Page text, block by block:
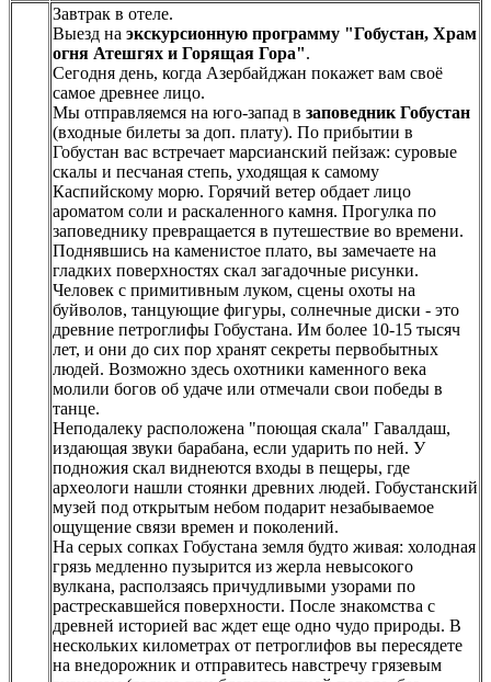
Завтрак в отеле.
Выезд на экскурсионную программу "Гобустан, Храм
огня Атешгях и Горящая Гора".
Сегодня день, когда Азербайджан покажет вам своё
самое древнее лицо.
Мы отправляемся на юго-запад в заповедник Гобустан
(входные билеты за доп. плату). По прибытии в
Гобустан вас встречает марсианский пейзаж: суровые
скалы и песчаная степь, уходящая к самому
Каспийскому морю. Горячий ветер обдает лицо
ароматом соли и раскаленного камня. Прогулка по
заповеднику превращается в путешествие во времени.
Поднявшись на каменистое плато, вы замечаете на
гладких поверхностях скал загадочные рисунки.
Человек с примитивным луком, сцены охоты на
буйволов, танцующие фигуры, солнечные диски - это
древние петроглифы Гобустана. Им более 10-15 тысяч
лет, и они до сих пор хранят секреты первобытных
людей. Возможно здесь охотники каменного века
молили богов об удаче или отмечали свои победы в
танце.
Неподалеку расположена "поющая скала" Гавалдаш,
издающая звуки барабана, если ударить по ней. У
подножия скал виднеются входы в пещеры, где
археологи нашли стоянки древних людей. Гобустанский
музей под открытым небом подарит незабываемое
ощущение связи времен и поколений.
На серых сопках Гобустана земля будто живая: холодная
грязь медленно пузырится из жерла невысокого
вулкана, расползаясь причудливыми узорами по
растрескавшейся поверхности. После знакомства с
древней историей вас ждет еще одно чудо природы. В
нескольких километрах от петроглифов вы пересядете
на внедорожник и отправитесь навстречу грязевым